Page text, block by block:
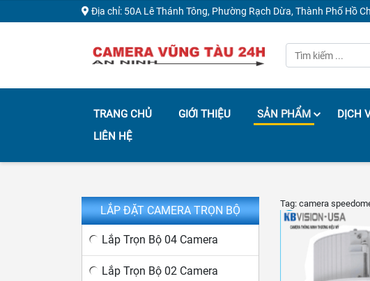
Địa chỉ: 50A Lê Thánh Tông, Phường Rạch Dừa, Thành Phố Hồ
TRANG CHỦ GIỚI THIỆU SẢN PHẨM DỊCH
LIÊN HỆ
Tag: camera
LẮP ĐẶT CAMERA TRỌN BỘ
Lắp Trọn Bộ 04 Camera
Lắp Trọn Bộ 02 Camera